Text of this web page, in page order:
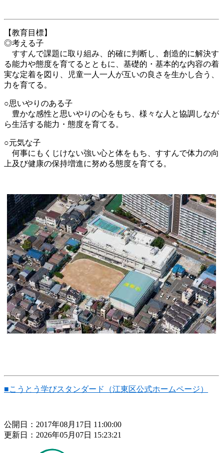
【教育目標】
◎考える子
すすんで課題に取り組み、的確に判断し、創造的に解決す
る能力や態度を育てるとともに、基礎的・基本的な内容の着
実な定着を図り、児童一人一人が互いの良さを生かし合う、
力を育てる。
○思いやりのある子
豊かな感性と思いやりの心をもち、様々な人と協調しなが
ら生活する能力・態度を育てる。
○元気な子
何事にもくじけない強い心と体をもち、すすんで体力の向
上及び健康の保持増進に努める態度を育てる。
■こうとう学びスタンダード（江東区公式ホームページ）
公開日：2017年08月17日 11:00:00
更新日：2026年05月07日 15:23:21